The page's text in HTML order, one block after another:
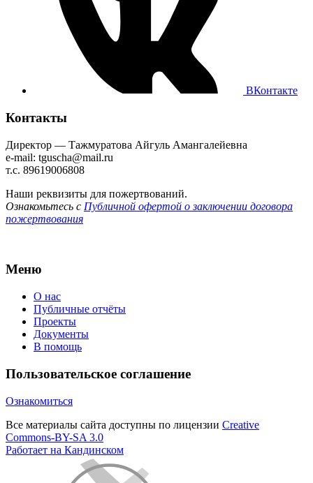
ВКонтакте
Контакты
Директор — Тажмуратова Айгуль Амангалейевна
e-mail: tguscha@mail.ru
т.с. 89619006808
Наши реквизиты для пожертвований.
Ознакомьтесь с Публичной офертой о заключении договора
пожертвования
Меню
О нас
Публичные отчёты
Проекты
Документы
В помощь
Пользовательское соглашение
Ознакомиться
Все материалы сайта доступны по лицензии Creative
Commons-BY-SA 3.0
Работает на Кандинском